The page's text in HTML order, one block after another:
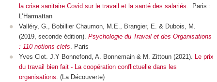
la crise sanitaire Covid sur le travail et la santé des salariés . Paris :
L’Harmattan
Valléry, G., Bobillier Chaumon, M.E., Brangier, E. & Dubois, M.
(2019, seconde édition). Psychologie du Travail et des Organisations
: 110 notions clefs . Paris
Yves Clot. J.Y Bonnefond, A. Bonnemain & M. Zittoun (2021).
Le prix
du travail bien fait - La coopération conflictuelle dans les
organisations . (La Découverte)